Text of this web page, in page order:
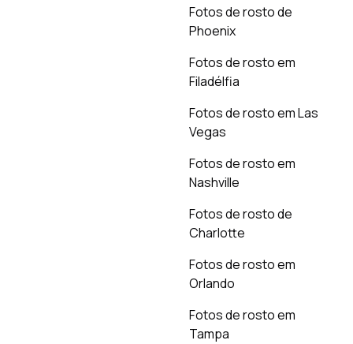
Fotos de rosto de
Phoenix
Fotos de rosto em
Filadélfia
Fotos de rosto em Las
Vegas
Fotos de rosto em
Nashville
Fotos de rosto de
Charlotte
Fotos de rosto em
Orlando
Fotos de rosto em
Tampa